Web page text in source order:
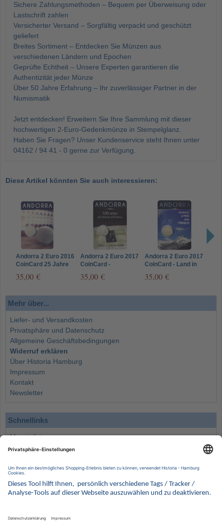
Sichere Zahlungsmethoden – Bequem per Überweisung oder
Lastschrift zahlen
Versicherter Versand – Sorgfältig verpackt und geschützt
geliefert
Breites Sortiment – Entdecken Sie Münzen aus
verschiedenen Ländern und Epochen
Geprüfte Echtheit – Unsere Experten garantieren die
Authentizität jeder Münze
Über 50 Jahre Erfahrung – Ihr zuverlässiger Partner in der
Numismatik
Jetzt entdecken! Erweitern Sie Ihre Sammlung mit dieser
hochwertigen 2-Euro-Gedenkmünze in Stempelglanz.
Haben Sie Fragen? Unser Kundenservice steht Ihnen unter
04162 / 94 41 - 0 gerne zur Verfügung.
Diese Artikel könnten Sie auch interessieren:
Andorra 2 Euro 2016
CoinCard 25 Jahre
35,00 €
Andorra 2 Euro 2017
CoinCard -
35,00 €
Andorra 2 Euro 2017
CoinCard - Land in
35,00 €
Mehr über...
Liefer- und Versandkosten
Privatsphäre und Datenschutz
Allgemeine Geschäftsbedingungen
Widerruf erklären
Über Historia Hamburg
Impressum
Kontakt
Newsletter
Schnellinks
Monatsliste
Angebote
Wissenswertes
Kontakt